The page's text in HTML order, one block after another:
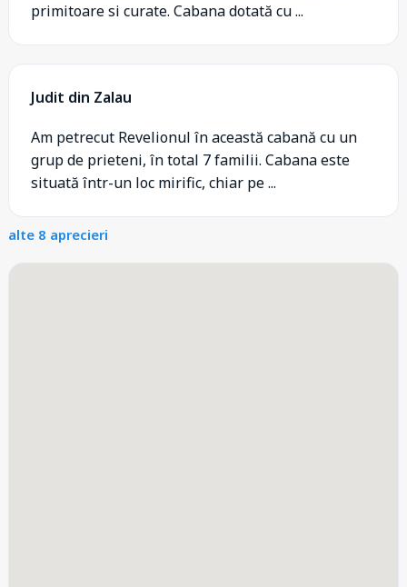
primitoare si curate. Cabana dotată cu ...
Judit din Zalau
Am petrecut Revelionul în această cabană cu un
grup de prieteni, în total 7 familii. Cabana este
situată într-un loc mirific, chiar pe ...
alte 8 aprecieri